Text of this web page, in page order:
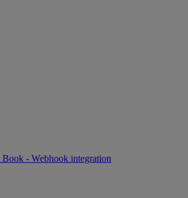
Book - Webhook integration